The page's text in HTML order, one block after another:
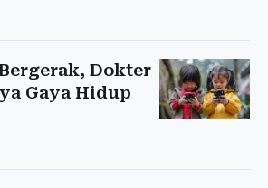
Dokter
Gaya Hidup